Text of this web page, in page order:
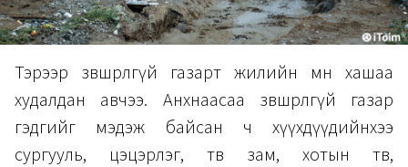
Тэрээр зөвшөөрөлгүй газарт жилийн өмнө хашаа
худалдан авчээ. Анхнаасаа зөвшөөрөлгүй газар
гэдгийг мэдэж байсан ч хүүхдүүдийнхээ
сургууль, цэцэрлэг, төв зам, хотын төв,